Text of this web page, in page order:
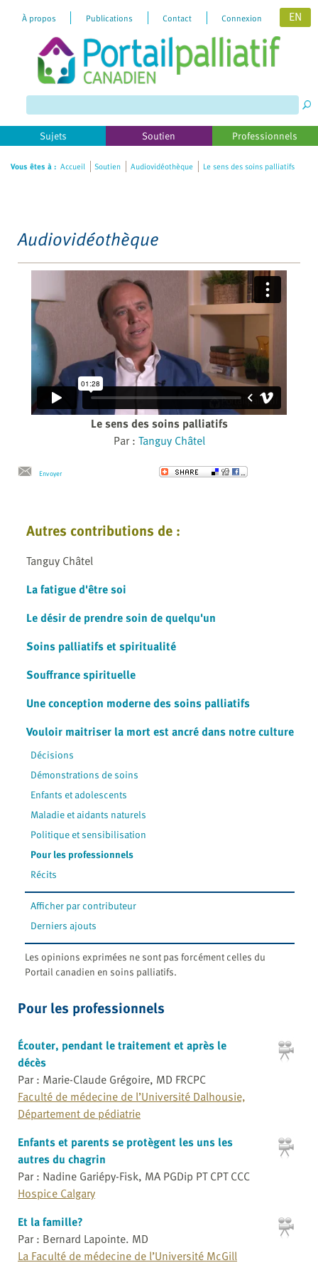
website
includes
an
accessibility
À propos Publications Contact Connexion EN
Sujets Soutien Professionnels
Vous êtes à : Accueil Soutien Audiovidéothèque Le sens des soins palliatifs
Audiovidéothèque
Le sens des soins palliatifs
Par : Tanguy Châtel
Envoyer
Autres contributions de :
Tanguy Châtel
La fatigue d'être soi
Le désir de prendre soin de quelqu'un
Soins palliatifs et spiritualité
Souffrance spirituelle
Une conception moderne des soins palliatifs
Vouloir maitriser la mort est ancré dans notre culture
Décisions
Démonstrations de soins
Enfants et adolescents
Maladie et aidants naturels
Politique et sensibilisation
Pour les professionnels
Récits
Afficher par contributeur
Derniers ajouts
Les opinions exprimées ne sont pas forcément celles du
Portail canadien en soins palliatifs.
Pour les professionnels
Écouter, pendant le traitement et après le
décès
Par : Marie-Claude Grégoire, MD FRCPC
Faculté de médecine de l’Université Dalhousie,
Département de pédiatrie
Enfants et parents se protègent les uns les
autres du chagrin
Par : Nadine Gariépy-Fisk, MA PGDip PT CPT CCC
Hospice Calgary
Et la famille?
Par : Bernard Lapointe. MD
La Faculté de médecine de l’Université McGill